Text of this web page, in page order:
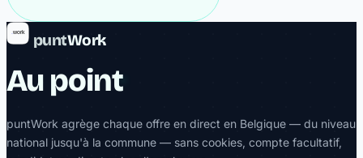
puntWork
Au point
puntWork agrège chaque offre en direct en Belgique — du niveau
national jusqu'à la commune — sans cookies, compte facultatif,